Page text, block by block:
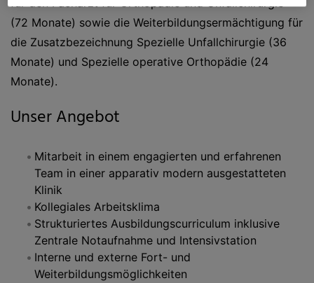
für den Facharzt für Orthopädie und Unfallchirurgie
(72 Monate) sowie die Weiterbildungsermächtigung für
die Zusatzbezeichnung Spezielle Unfallchirurgie (36
Monate) und Spezielle operative Orthopädie (24
Monate).
Unser Angebot
Mitarbeit in einem engagierten und erfahrenen
Team in einer apparativ modern ausgestatteten
Klinik
Kollegiales Arbeitsklima
Strukturiertes Ausbildungscurriculum inklusive
Zentrale Notaufnahme und Intensivstation
Interne und externe Fort- und
Weiterbildungsmöglichkeiten